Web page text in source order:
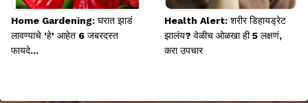
Home Gardening: घरात झाडं
लावण्याचे 'हे' आहेत 6 जबरदस्त
फायदे...
Health Alert: शरीर डिहायड्रेट
झालंय? वेळीच ओळखा ही 5 लक्षणं,
करा उपचार